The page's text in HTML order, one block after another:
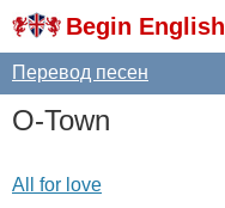
Begin English
Перевод песен
O-Town
All for love